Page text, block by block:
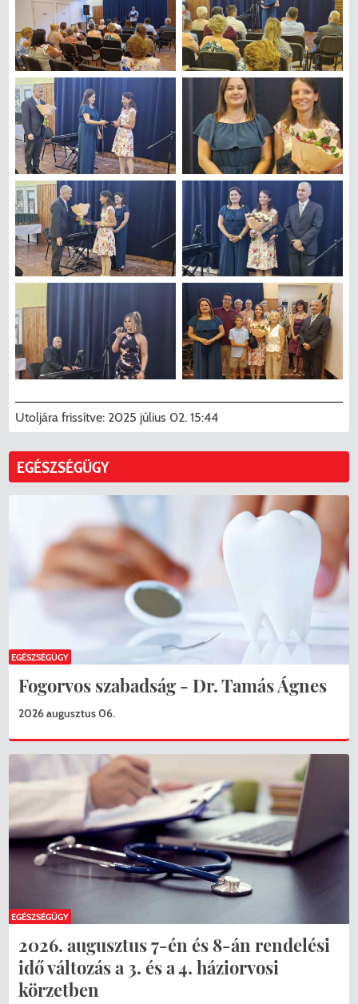
Utoljára frissítve: 2025 július 02. 15:44
EGÉSZSÉGÜGY
Fogorvos szabadság - Dr. Tamás Ágnes
2026 augusztus 06.
EGÉSZSÉGÜGY
2026. augusztus 7-én és 8-án rendelési
idő változás a 3. és a 4. háziorvosi
körzetben
EGÉSZSÉGÜGY
KERESÉS